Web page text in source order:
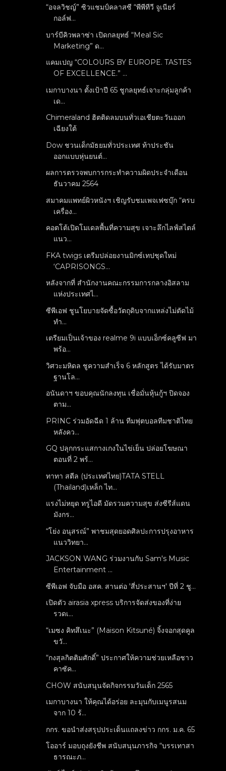
“อจลวิชญ์” ซิวแชมป์คลาสซี “พีพีทีวี จูเนียร์
กอล์ฟ...
บาร์บีคิวพลาซ่า เปิดกลยุทธ์ “Meal Sic
Marketing” ด...
แคมเปญ “COLOURS BY EUROPE. TASTES
OF EXCELLENCE.” ...
เมกาบางนา ตั้งเป้าปี 65 ชูกลยุทธ์เจาะกลุ่มลูกค้า
เด...
Chimeraland ฮิตติดลมบนทั่วเอเชียตะวันออก
เฉียงใต้
Dow ชวนเด็กมัธยมทั่วประเทศ ท้าประชัน
ออกแบบหุ่นยนต์...
ผลการตรวจพบการกระทำความผิดประจำเดือน
ธันวาคม 2564
สมาคมแพทย์ผิวหนังฯ เชิญรับชมเพจเฟซบุ๊ก “ครบ
เครื่อง...
คอตโต้เปิดโมเดลพื้นที่ความสุข เจาะลึกไลฟ์สไตล์
แนว...
FKA twigs เตรีมปล่อยงานมิกซ์เทปชุดใหม่
‘CAPRISONGS...
หลังจากที่ สำนักงานคณะกรรมการกลางอิสลาม
แห่งประเทศไ...
ซีพีเอฟ ชูนโยบายจัดซื้อวัตถุดิบจากแหล่งไม่ตัดไม้
ทำ...
เตรียมเป็นเจ้าของ realme 9i แบบเอ็กซ์คลูซีฟ มา
พร้อ...
วิศวะมหิดล ชูความสำเร็จ 6 หลักสูตร ได้รับมาตร
ฐานโล...
อนันดาฯ ขอบคุณนักลงทุน เชื่อมั่นหุ้นกู้ฯ ปิดจอง
ตาม...
PRINC ร่วมอัดฉีด 1 ล้าน ทีมฟุตบอลทีมชาติไทย
หลังคว...
GQ ปลุกกระแสกางเกงในไข่เย็น ปล่อยโฆษณา
ตอนที่ 2 พร้...
ทาทา สตีล (ประเทศไทย)TATA STELL
(Thailand)เหล็ก ไท...
แรงไม่หยุด ทรูไอดี มัดรวมความสุข ส่งซีรีส์แดน
มังกร...
“โย่ง อนุสรณ์” พาชมสุดยอดศิลปะการปรุงอาหาร
แนววิทยา...
JACKSON WANG ร่วมงานกับ Sam's Music
Entertainment ...
ซีพีเอฟ จับมือ อสค. สานต่อ 'สี่ประสานฯ' ปีที่ 2 ชู...
เปิดตัว airasia xpress บริการจัดส่งของที่ง่าย
รวดเ...
“เมซง คิทสึเนะ” (Maison Kitsuné) จิ้งจอกสุดคูล
ขวั...
“กงสุลกิตติมศักดิ์” ประกาศให้ความช่วยเหลือชาว
คาซัค...
CHOW สนับสนุนจัดกิจกรรมวันเด็ก 2565
เมกาบางนา ให้คุณได้อร่อย ละมุนกับเมนูรสนม
จาก 10 ร้...
กกร. ขอนำส่งสรุปประเด็นแถลงข่าว กกร. ม.ค. 65
โออาร์ มอบถุงยังชีพ สนับสนุนภารกิจ “บรรเทาสา
ธารณะภ...